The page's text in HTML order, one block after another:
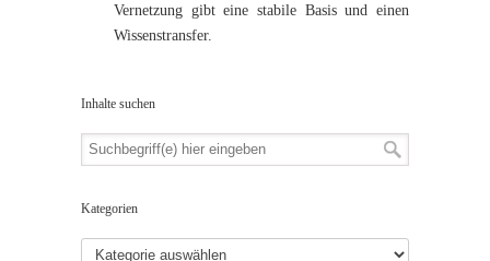
Vernetzung gibt eine stabile Basis und einen
Wissenstransfer.
Inhalte suchen
Kategorien